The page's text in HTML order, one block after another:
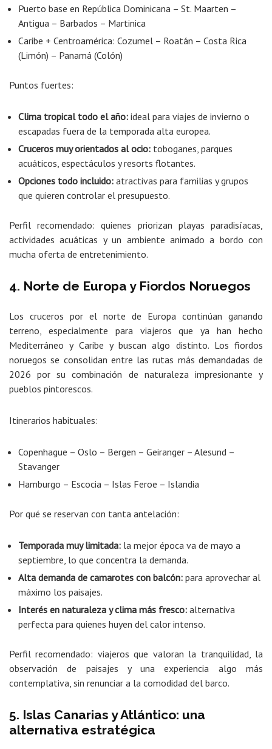
Puerto base en República Dominicana – St. Maarten –
Antigua – Barbados – Martinica
Caribe + Centroamérica: Cozumel – Roatán – Costa Rica
(Limón) – Panamá (Colón)
Puntos fuertes:
Clima tropical todo el año: ideal para viajes de invierno o
escapadas fuera de la temporada alta europea.
Cruceros muy orientados al ocio: toboganes, parques
acuáticos, espectáculos y resorts flotantes.
Opciones todo incluido: atractivas para familias y grupos
que quieren controlar el presupuesto.
Perfil recomendado: quienes priorizan playas paradisíacas,
actividades acuáticas y un ambiente animado a bordo con
mucha oferta de entretenimiento.
4. Norte de Europa y Fiordos Noruegos
Los cruceros por el norte de Europa continúan ganando
terreno, especialmente para viajeros que ya han hecho
Mediterráneo y Caribe y buscan algo distinto. Los fiordos
noruegos se consolidan entre las rutas más demandadas de
2026 por su combinación de naturaleza impresionante y
pueblos pintorescos.
Itinerarios habituales:
Copenhague – Oslo – Bergen – Geiranger – Alesund –
Stavanger
Hamburgo – Escocia – Islas Feroe – Islandia
Por qué se reservan con tanta antelación:
Temporada muy limitada: la mejor época va de mayo a
septiembre, lo que concentra la demanda.
Alta demanda de camarotes con balcón: para aprovechar al
máximo los paisajes.
Interés en naturaleza y clima más fresco: alternativa
perfecta para quienes huyen del calor intenso.
Perfil recomendado: viajeros que valoran la tranquilidad, la
observación de paisajes y una experiencia algo más
contemplativa, sin renunciar a la comodidad del barco.
5. Islas Canarias y Atlántico: una
alternativa estratégica